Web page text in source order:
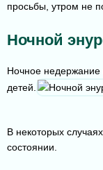
просьбы, утром не
Ночной
Ночное недержание
детей.
В некоторых
состоянии.